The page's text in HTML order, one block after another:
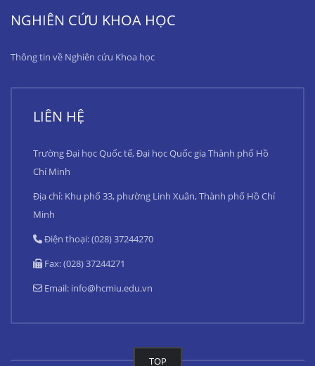
NGHIÊN CỨU KHOA HỌC
Thông tin về Nghiên cứu Khoa học
LIÊN HỆ
Trường Đại học Quốc tế, Đại học Quốc gia Thành phố Hồ
Chí Minh
Địa chỉ: Khu phố 33, phường Linh Xuân, Thành phố Hồ Chí
Minh
Điện thoại: (028) 37244270
Fax: (028) 37244271
Email: info@hcmiu.edu.vn
TOP